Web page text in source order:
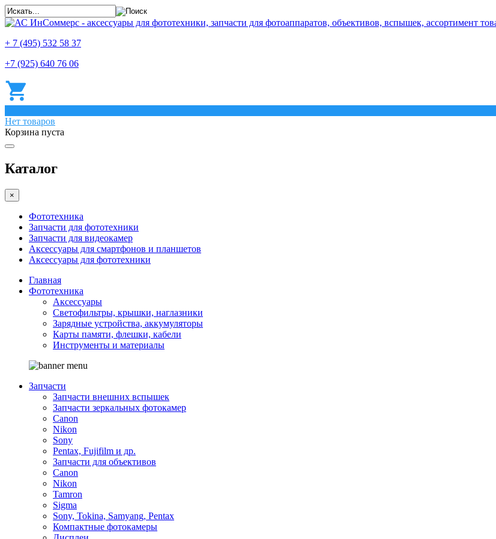
+ 7 (495) 532 58 37
+7 (925) 640 76 06
Нет товаров
Корзина пуста
Каталог
×
Фототехника
Запчасти для фототехники
Запчасти для видеокамер
Аксессуары для смартфонов и планшетов
Аксессуары для фототехники
Главная
Фототехника
Аксессуары
Светофильтры, крышки, наглазники
Зарядные устройства, аккумуляторы
Карты памяти, флешки, кабели
Инструменты и материалы
Запчасти
Запчасти внешних вспышек
Запчасти зеркальных фотокамер
Canon
Nikon
Sony
Pentax, Fujifilm и др.
Запчасти для объективов
Canon
Nikon
Tamron
Sigma
Sony, Tokina, Samyang, Pentax
Компактные фотокамеры